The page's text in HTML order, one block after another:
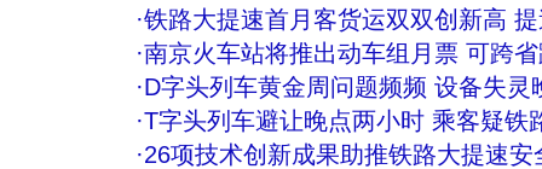
·铁路大提速首月客货运双双创新高
·南京火车站将推出动车组月票 可跨
·D字头列车黄金周问题频频 设备失灵
·T字头列车避让晚点两小时 乘客疑铁
·26项技术创新成果助推铁路大提速安